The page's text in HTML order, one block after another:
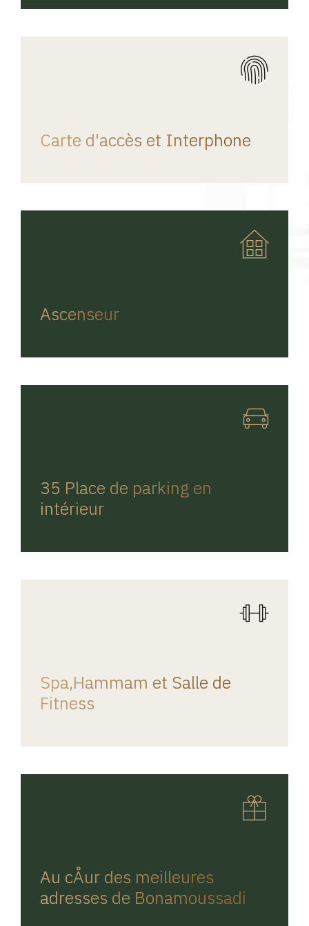
Carte d'accès et Interphone
Ascenseur
35 Place de parking en
intérieur
Spa,Hammam et Salle de
Fitness
Au cÅur des meilleures
adresses de Bonamoussadi